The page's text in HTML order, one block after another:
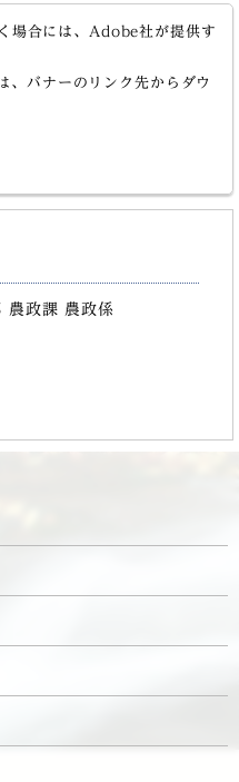
場合には、Adobe社が提供す
バナーのリンク先からダウ
農政課 農政係